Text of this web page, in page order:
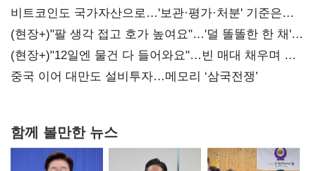
비트코인도 국가자산으로…'보관·평가·처분' 기준은
숙제
(현장+)"팔 생각 접고 호가 높여요"…'덜 똘똘한 한 채'
20억 키맞추기
(현장+)"12일엔 물건 다 들어와요"…빈 매대 채우며 문
연 홈플러스
중국 이어 대만도 설비투자…메모리 ‘삼국전쟁’
함께 볼만한 뉴스